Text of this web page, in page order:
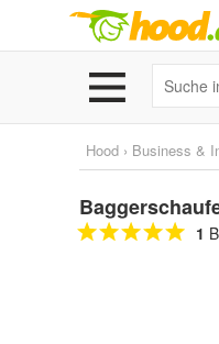
Hood › Business &
1